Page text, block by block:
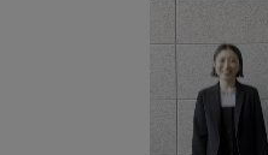
ワイドパンツ：127－61037
リサイクルポリエステルを使用した